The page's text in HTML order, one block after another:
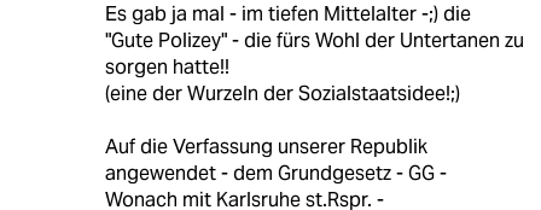
Es gab ja mal - im tiefen Mittelalter -;) die
"Gute Polizey" - die fürs Wohl der Untertanen zu
sorgen hatte!!
(eine der Wurzeln der Sozialstaatsidee!;)
Auf die Verfassung unserer Republik
angewendet - dem Grundgesetz - GG -
Wonach mit Karlsruhe st.Rspr. -